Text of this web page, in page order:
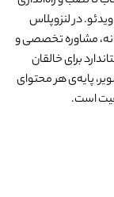
در لنزوپلاس
مشاوره تخصصی و
برای خالقان
پایه‌ی هر محتوای
است.